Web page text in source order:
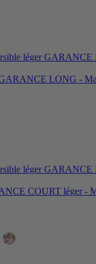
léger
léger